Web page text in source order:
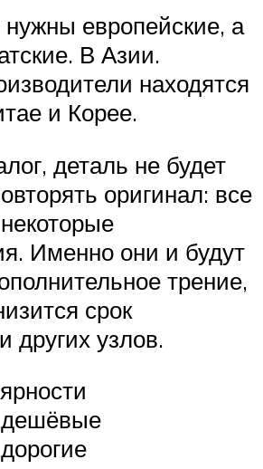
европейские, а
В Азии.
находятся
и Корее.
деталь не будет
оригинал: все
Именно они и будут
трение,
срок
других узлов.